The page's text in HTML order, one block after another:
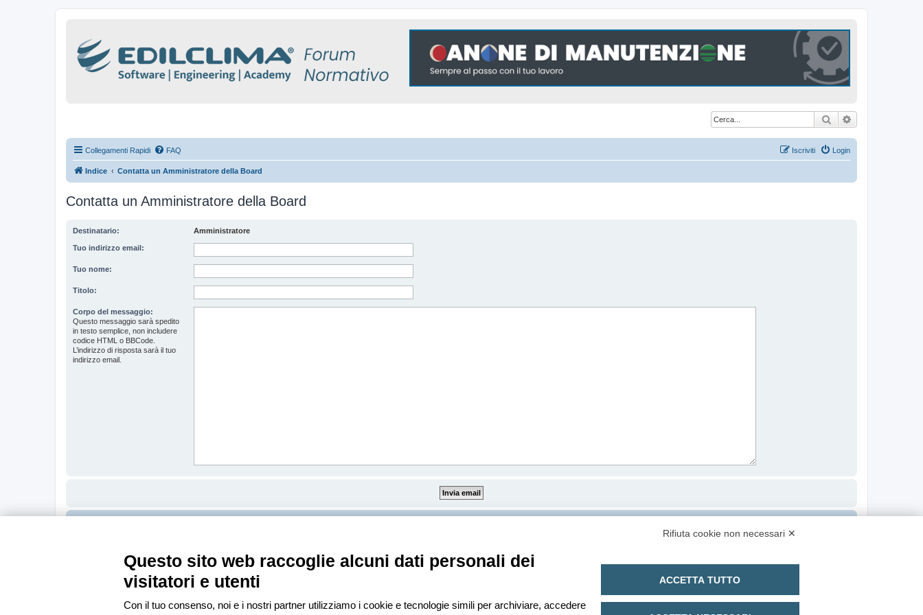
Cerca
Collegamenti Rapidi FAQ Login
Iscriviti
Indice Contatta un Amministratore della Board
Contatta un Amministratore della Board
Destinatario: Amministratore
Tuo indirizzo email:
Tuo nome:
Titolo:
Corpo del messaggio:
Questo messaggio sarà spedito
in testo semplice, non includere
codice HTML o BBCode.
L’indirizzo di risposta sarà il tuo
indirizzo email.
Traduzione ItalianaphpBB-Italia.it
Privacy
Rifiuta cookie non necessari ✕
Questo sito web raccoglie alcuni dati personali dei
visitatori e utenti
Con il tuo consenso, noi e i nostri partner utilizziamo i cookie e tecnologie simili per archiviare, accedere
ACCETTA TUTTO